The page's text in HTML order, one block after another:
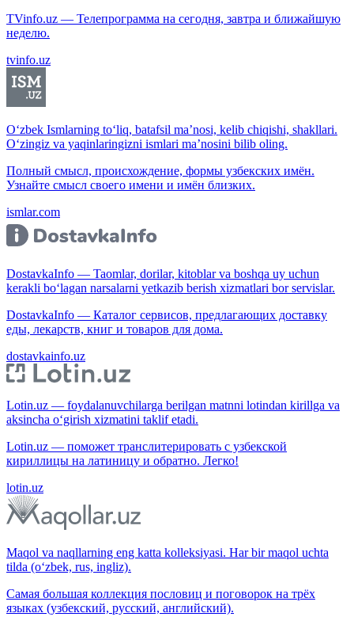
TVinfo.uz — Телепрограмма на сегодня, завтра и ближайшую
неделю.
tvinfo.uz
O‘zbek Ismlarning to‘liq, batafsil ma’nosi, kelib chiqishi, shakllari.
O‘zingiz va yaqinlaringizni ismlari ma’nosini bilib oling.
Полный смысл, происхождение, формы узбекских имён.
Узнайте смысл своего имени и имён близких.
ismlar.com
DostavkaInfo — Taomlar, dorilar, kitoblar va boshqa uy uchun
kerakli bo‘lagan narsalarni yetkazib berish xizmatlari bor servislar.
DostavkaInfo — Каталог сервисов, предлагающих доставку
еды, лекарств, книг и товаров для дома.
dostavkainfo.uz
Lotin.uz — foydalanuvchilarga berilgan matnni lotindan kirillga va
aksincha o‘girish xizmatini taklif etadi.
Lotin.uz — поможет транслитерировать с узбекской
кириллицы на латиницу и обратно. Легко!
lotin.uz
Maqol va naqllarning eng katta kolleksiyasi. Har bir maqol uchta
tilda (o‘zbek, rus, ingliz).
Самая большая коллекция пословиц и поговорок на трёх
языках (узбекский, русский, английский).